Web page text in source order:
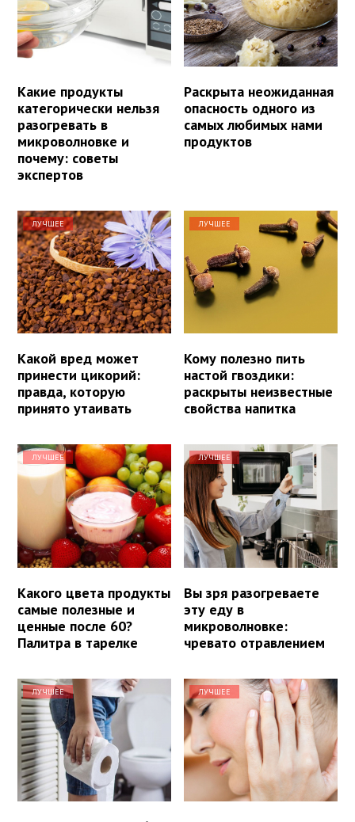
Какие продукты
категорически нельзя
разогревать в
микроволновке и
почему: советы
экспертов
Раскрыта неожиданная
опасность одного из
самых любимых нами
продуктов
ЛУЧШЕЕ
Какой вред может
принести цикорий:
правда, которую
принято утаивать
ЛУЧШЕЕ
Кому полезно пить
настой гвоздики:
раскрыты неизвестные
свойства напитка
ЛУЧШЕЕ
Какого цвета продукты
самые полезные и
ценные после 60?
Палитра в тарелке
ЛУЧШЕЕ
Вы зря разогреваете
эту еду в
микроволновке:
чревато отравлением
ЛУЧШЕЕ ЛУЧШЕЕ